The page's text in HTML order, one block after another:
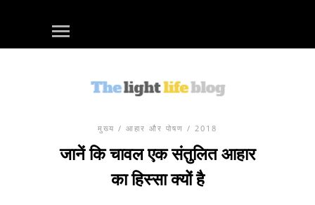
मुख्य / आहार और पोषण / 2018
जानें कि चावल एक संतुलित आहार
का हिस्सा क्यों है